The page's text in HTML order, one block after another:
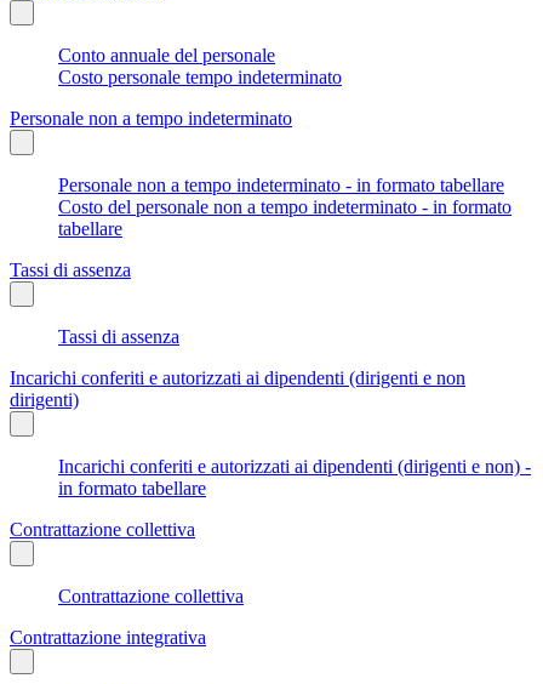
Conto annuale del personale
Costo personale tempo indeterminato
Personale non a tempo indeterminato
Personale non a tempo indeterminato - in formato tabellare
Costo del personale non a tempo indeterminato - in formato
tabellare
Tassi di assenza
Tassi di assenza
Incarichi conferiti e autorizzati ai dipendenti (dirigenti e non
dirigenti)
Incarichi conferiti e autorizzati ai dipendenti (dirigenti e non) -
in formato tabellare
Contrattazione collettiva
Contrattazione collettiva
Contrattazione integrativa